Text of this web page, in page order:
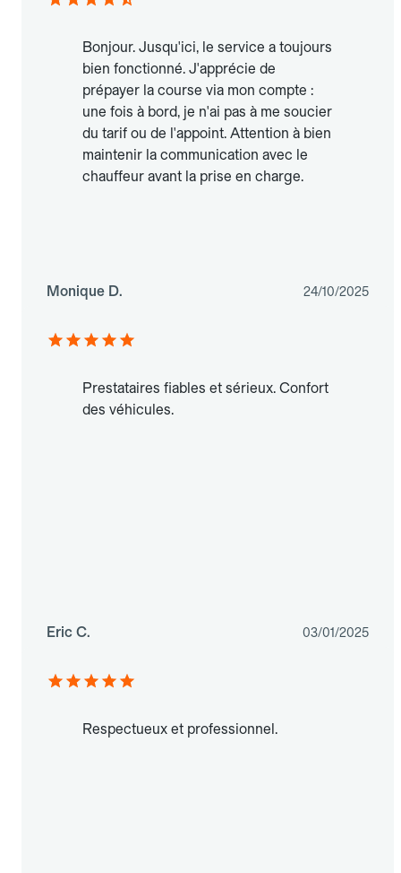
Bonjour. Jusqu'ici, le service a toujours
bien fonctionné. J'apprécie de
prépayer la course via mon compte :
une fois à bord, je n'ai pas à me soucier
du tarif ou de l'appoint. Attention à bien
maintenir la communication avec le
chauffeur avant la prise en charge.
Monique D. 24/10/2025
Prestataires fiables et sérieux. Confort
des véhicules.
Eric C. 03/01/2025
Respectueux et professionnel.